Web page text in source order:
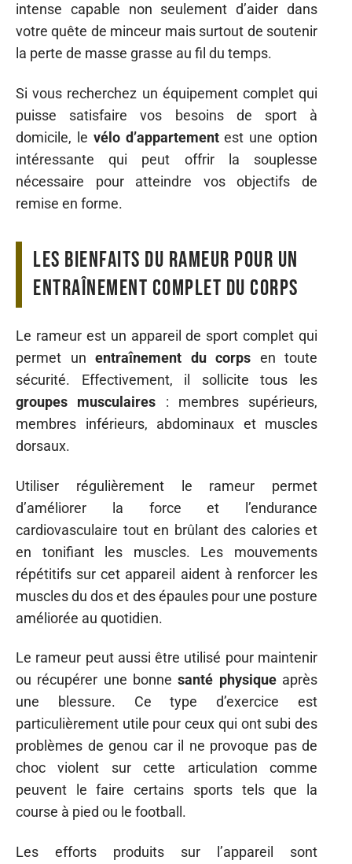
intense capable non seulement d’aider dans
votre quête de minceur mais surtout de soutenir
la perte de masse grasse au fil du temps.
Si vous recherchez un équipement complet qui
puisse satisfaire vos besoins de sport à
domicile, le vélo d’appartementest une option
intéressante qui peut offrir la souplesse
nécessaire pour atteindre vos objectifs de
remise en forme.
Les bienfaits du rameur pour un
entraînement complet du corps
Le rameur est un appareil de sport complet qui
permet un entraînement du corps en toute
sécurité. Effectivement, il sollicite tous les
groupes musculaires : membres supérieurs,
membres inférieurs, abdominaux et muscles
dorsaux.
Utiliser régulièrement le rameur permet
d’améliorer la force et l’endurance
cardiovasculaire tout en brûlant des calories et
en tonifiant les muscles. Les mouvements
répétitifs sur cet appareil aident à renforcer les
muscles du dos et des épaules pour une posture
améliorée au quotidien.
Le rameur peut aussi être utilisé pour maintenir
ou récupérer une bonnesanté physiqueaprès
une blessure. Ce type d’exercice est
particulièrement utile pour ceux qui ont subi des
problèmes de genou car il ne provoque pas de
choc violent sur cette articulation comme
peuvent le faire certains sports tels que la
course à pied ou le football.
Les efforts produits sur l’appareil sont